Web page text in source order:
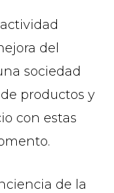
del
sociedad
productos y
con estas
de la